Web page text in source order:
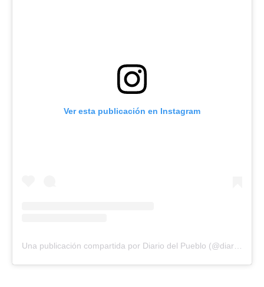
Ver esta publicación en Instagram